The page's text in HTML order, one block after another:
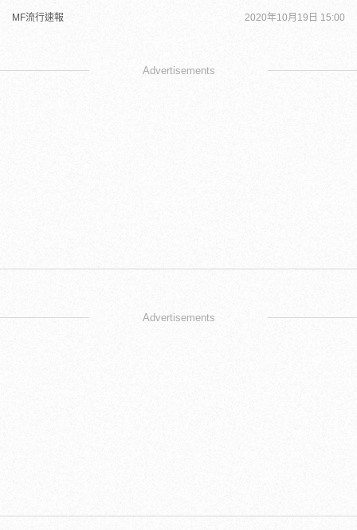
MF流行速報 2020年10月19日 15:00
Advertisements
Advertisements